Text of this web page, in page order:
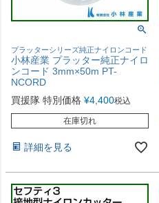
プラッターシリーズ純正ナイロンコード
小林産業 プラッター純正ナイロ
ンコード 3mm×50m PT-
NCORD
買援隊 特別価格 ¥4,400税込
在庫切れ
詳細を見る